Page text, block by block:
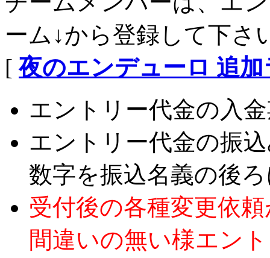
ーム↓から登録して下さ
[夜のエンデューロ 追
エントリー代金の入
エントリー代金の振
数字を振込名義の後
受付後の各種変更依
間違いの無い様エン